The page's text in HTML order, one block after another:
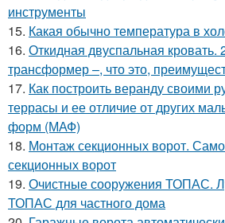
инструменты
15. Какая обычно температура в
16. Откидная двуспальная
трансформер –, что это,
17. Как построить веранду своими
террасы и ее отличие от других
форм (МАФ)
18. Монтаж секционных ворот.
секционных ворот
19. Очистные сооружения ТОПАС.
ТОПАС для частного дома